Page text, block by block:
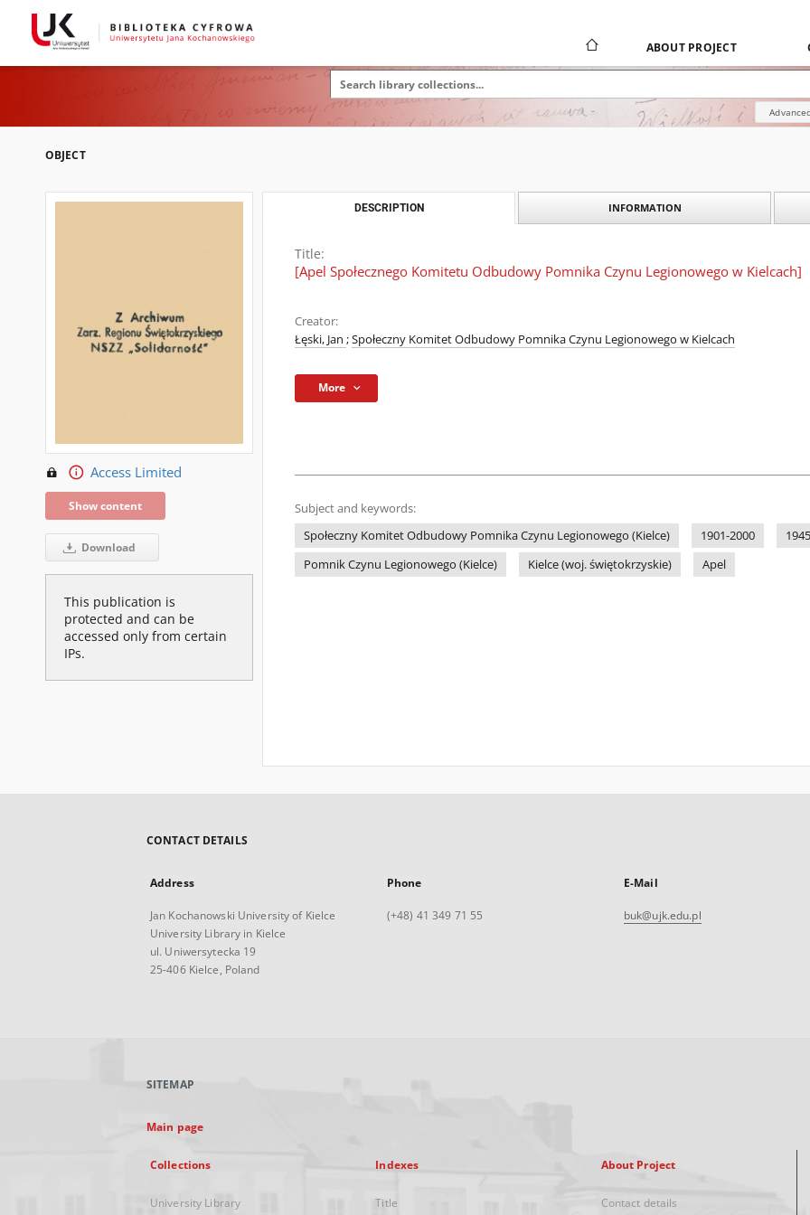
ABOUT PROJECT
OBJECT
Access Limited
Show content
Download
This publication is
protected and can be
accessed only from certain
IPs.
DESCRIPTION INFORMATION
Title:
[Apel Społecznego Komitetu Odbudowy Pomnika Czynu Legionowego w Kielcach]
Creator:
Łęski, Jan ;Społeczny Komitet Odbudowy Pomnika Czynu Legionowego w Kielcach
More
Subject and keywords:
Społeczny Komitet Odbudowy Pomnika Czynu Legionowego (Kielce)
1901-2000
Pomnik Czynu Legionowego (Kielce)
Kielce (woj. świętokrzyskie) Apel
CONTACT DETAILS
Address
Jan Kochanowski University of Kielce
University Library in Kielce
ul. Uniwersytecka 19
25-406 Kielce, Poland
Phone
(+48) 41 349 71 55
E-Mail
buk@ujk.edu.pl
SITEMAP
Main page
Collections
University Library
Indexes
Title
About Project
Contact details